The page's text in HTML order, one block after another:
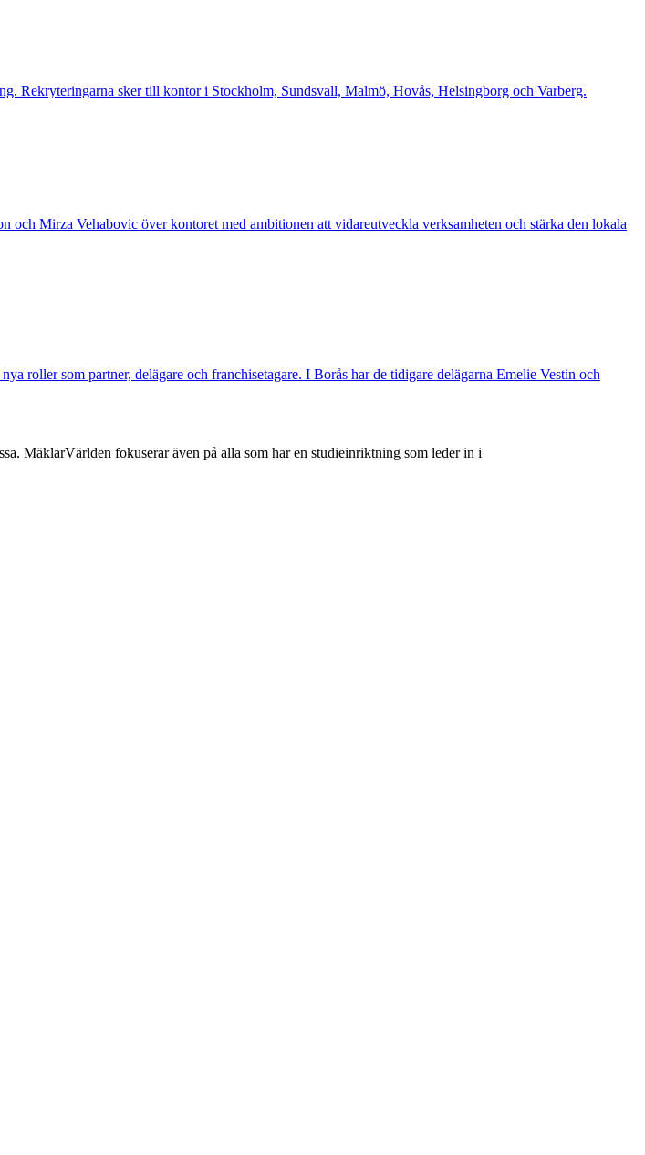
Rekryteringarna sker till kontor i Stockholm, Sundsvall, Malmö, Hovås, Helsingborg och Varberg.
Mirza Vehabovic över kontoret med ambitionen att vidareutveckla verksamheten och stärka den lokala
roller som partner, delägare och franchisetagare. I Borås har de tidigare delägarna Emelie Vestin och
MäklarVärlden fokuserar även på alla som har en studieinriktning som leder in i